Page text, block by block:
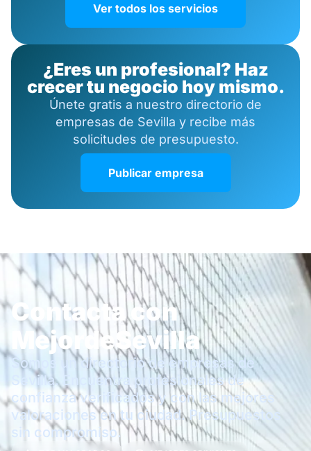
Ver todos los servicios
¿Eres un profesional? Haz
crecer tu negocio hoy mismo.
Únete gratis a nuestro directorio de
empresas de Sevilla y recibe más
solicitudes de presupuesto.
Publicar empresa
Contacta con
MejordeSevilla
Somos un directorio de empresas de
Sevilla. Encuentra profesionales de
confianza verificados y con las mejores
valoraciones en tu ciudad. Presupuestos
sin compromiso.